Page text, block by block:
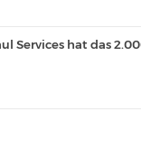
Services hat das